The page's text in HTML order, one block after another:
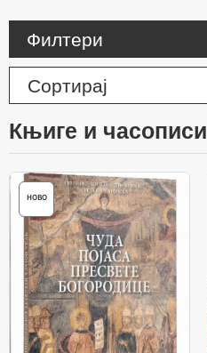
Филтери
Сортирај
књиге и часописи
НОВО